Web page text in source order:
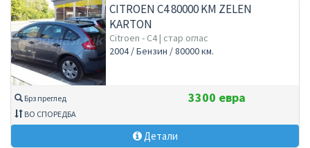
CITROEN C4 80000 KM ZELEN
KARTON
Citroen - C4 | стар оглас
2004 / Бензин / 80000 км.
Брз преглед
ВО СПОРЕДБА
3300 евра
Детали